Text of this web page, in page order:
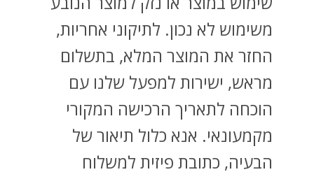
משימוש לא נכון. לתיקוני אחריות,
החזר את המוצר המלא, בתשלום
מראש, ישירות למפעל שלנו עם
הוכחה לתאריך הרכישה המקורי
מקמעונאי. אנא כלול תיאור של
הבעיה, כתובת פיזית למשלוח